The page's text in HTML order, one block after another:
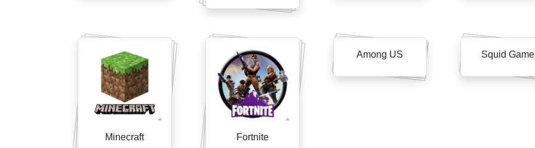
Minecraft Fortnite
Among US Squid Game